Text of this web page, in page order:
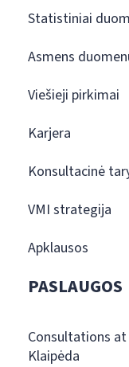
Statistiniai
Asmens
Viešieji pirkimai
Karjera
Konsultacinė
VMI strategija
Apklausos
PASLAUGOS
Consultations
Klaipėda